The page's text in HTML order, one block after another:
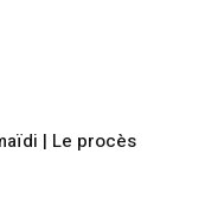
| Le procès